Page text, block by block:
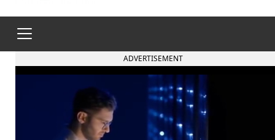
ADVERTISEMENT